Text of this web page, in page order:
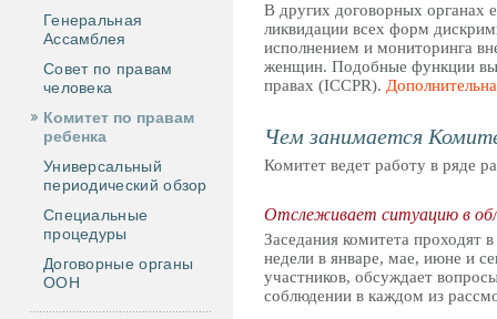
В других договорных органах
ликвидации всех форм
исполнением и мониторинга
женщин. Подобные функции
правах (ICCPR).
Чем занимается
Комитет ведет работу в ряде
Отслеживает ситуацию в
Заседания комитета проходят
недели в январе, мае, июне и
участников, обсуждает
соблюдении в каждом из
Генеральная
Ассамблея
Совет по правам
человека
Комитет по правам
ребенка
Универсальный
периодический обзор
Специальные
процедуры
Договорные органы
ООН